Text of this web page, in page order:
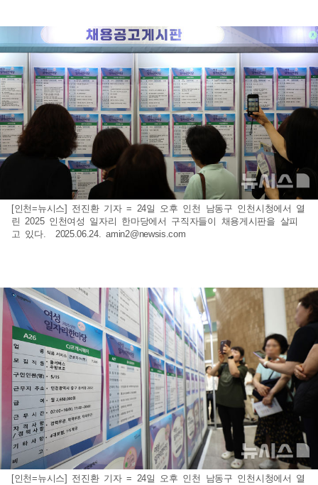
[인천=뉴시스] 전진환 기자 = 24일 오후 인천 남동구 인천시청에서 열
린 2025 인천여성 일자리 한마당에서 구직자들이 채용게시판을 살피
고 있다. 2025.06.24.amin2@newsis.com
[인천=뉴시스] 전진환 기자 = 24일 오후 인천 남동구 인천시청에서 열